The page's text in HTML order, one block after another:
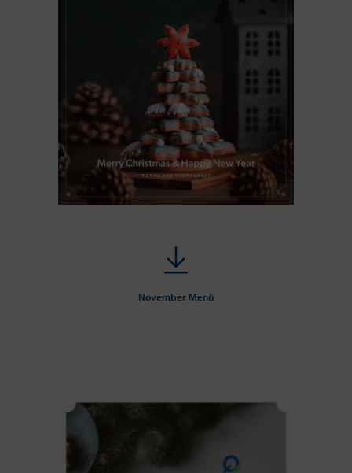
November Menü